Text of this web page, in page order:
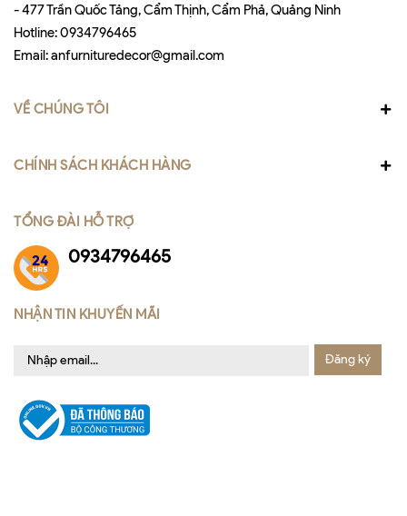
- 477 Trần Quốc Tảng, Cẩm Thịnh, Cẩm Phả, Quảng Ninh
Hotline:0934796465
Email:anfurnituredecor@gmail.com
VỀ CHÚNG TÔI
CHÍNH SÁCH KHÁCH HÀNG
TỔNG ĐÀI HỖ TRỢ
0934796465
NHẬN TIN KHUYẾN MÃI
Đăng ký